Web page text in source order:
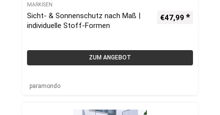
MARKISEN
Sicht- & Sonnenschutz nach Maß |
individuelle Stoff-Formen
€47,99
ZUM ANGEBOT
paramondo